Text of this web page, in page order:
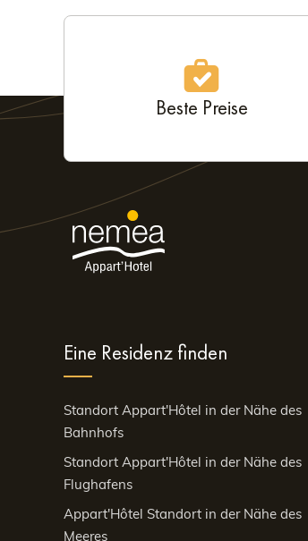
Beste Preise
Eine Residenz finden
Standort Appart'Hôtel in der Nähe des
Bahnhofs
Standort Appart'Hôtel in der Nähe des
Flughafens
Appart'Hôtel Standort in der Nähe des
Meeres